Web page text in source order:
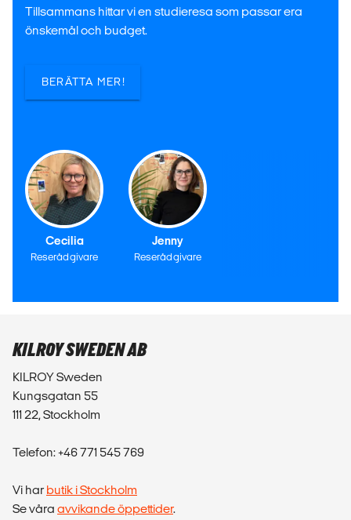
Tillsammans hittar vi en studieresa som passar era
önskemål och budget.
BERÄTTA MER!
Cecilia
Reserådgivare
Jenny
Reserådgivare
KILROY SWEDEN AB
KILROY Sweden
Kungsgatan 55
111 22, Stockholm
Telefon: +46 771 545 769
Vi har butik i Stockholm
Se våra avvikande öppettider.